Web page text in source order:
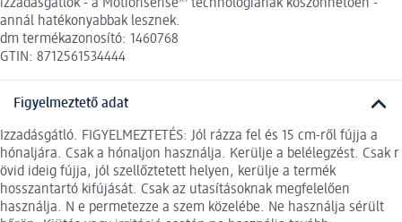
izzadásgátlók - a Motionsense™ technológiának köszönhetően -
annál hatékonyabbak lesznek.
dm termékazonosító: 1460768
GTIN: 8712561534444
Figyelmeztető adat
Izzadásgátló. FIGYELMEZTETÉS: Jól rázza fel és 15 cm-ről fújja a
hónaljára. Csak a hónaljon használja. Kerülje a belélegzést. Csak r
övid ideig fújja, jól szellőztetett helyen, kerülje a termék
hosszantartó kifújását. Csak az utasításoknak megfelelően
használja. N e permetezze a szem közelébe. Ne használja sérült